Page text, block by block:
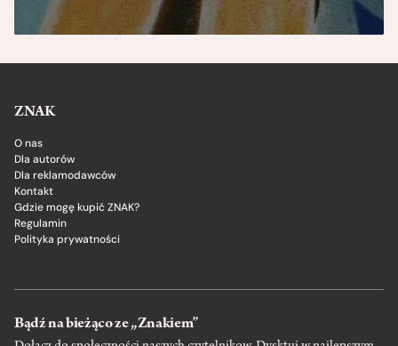
ZNAK
O nas
Dla autorów
Dla reklamodawców
Kontakt
Gdzie mogę kupić ZNAK?
Regulamin
Polityka prywatności
Bądź na bieżąco ze „Znakiem”